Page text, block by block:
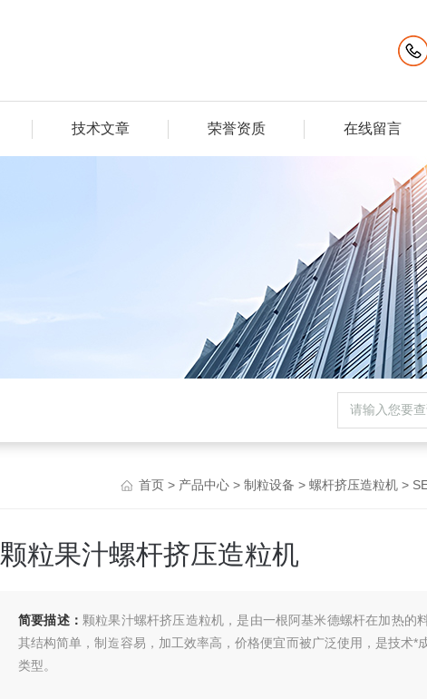
技术文章 荣誉资质 在线留言
首页 > 产品中心 > 制粒设备 > 螺杆挤压造粒机 >
颗粒果汁螺杆挤压造粒机
简要描述： 颗粒果汁螺杆挤压造粒机，是由一根阿基米德螺杆在加热的
其结构简单，制造容易，加工效率高，价格便宜而被广泛使用，是技术*
类型。